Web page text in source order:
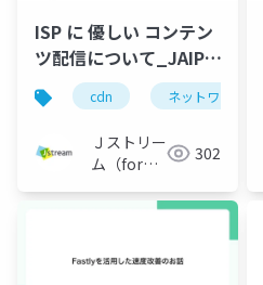
ISP に 優しい コンテン
ツ配信について_JAIPA
の集い in 壱岐_会社紹
介
cdn ネットワーク
Ｊストリー
ム（for
302